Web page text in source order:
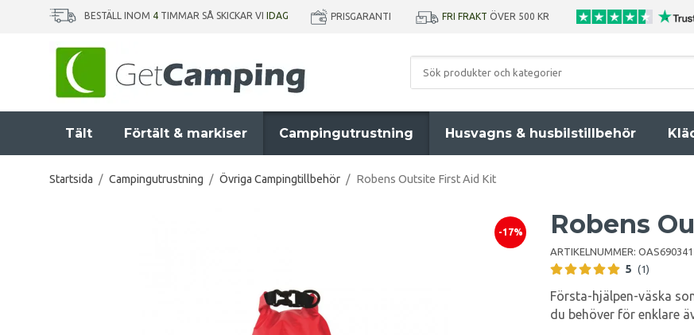
BESTÄLL INOM 4 TIMMAR SÅ SKICKAR VI IDAG PRISGARANTI FRI FRAKT ÖVER 500 KR
Tält Förtält & markiser Campingutrustning Husvagns & husbilstillbehör
Startsida / Campingutrustning / Övriga Campingtillbehör / Robens Outsite First Aid Kit
-17% Robens
ARTIKELNUMMER: OAS690341
5 (1)
Första-hjälpen-väska
du behöver för enklare